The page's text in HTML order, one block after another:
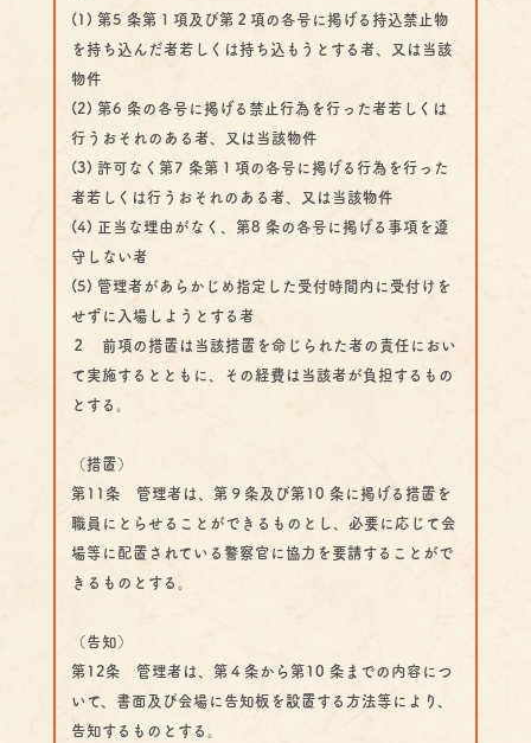
(1) 第5 条第１項及び第２項の各号に掲げる持込禁止物
を持ち込んだ者若しくは持ち込もうとする者、又は当該
物件
(2) 第6 条の各号に掲げる禁止行為を行った者若しくは
行うおそれのある者、又は当該物件
(3) 許可なく第7 条第１項の各号に掲げる行為を行った
者若しくは行うおそれのある者、又は当該物件
(4) 正当な理由がなく、第8 条の各号に掲げる事項を遵
守しない者
(5) 管理者があらかじめ指定した受付時間内に受付けを
せずに入場しようとする者
２ 前項の措置は当該措置を命じられた者の責任におい
て実施するとともに、その経費は当該者が負担するもの
とする。
（措置）
第11条 管理者は、第９条及び第10 条に掲げる措置を
職員にとらせることができるものとし、必要に応じて会
場等に配置されている警察官に協力を要請することがで
きるものとする。
（告知）
第12条 管理者は、第４条から第10 条までの内容につ
いて、書面及び会場に告知板を設置する方法等により、
告知するものとする。